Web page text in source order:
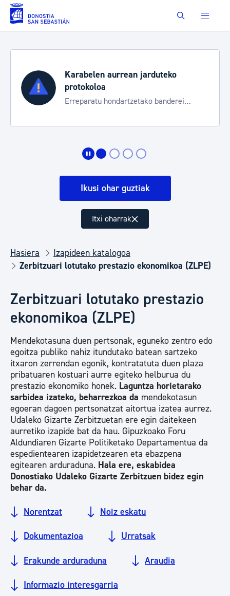
Eduki nagusira joan Buscar
Karabelen aurrean jarduteko
protokoloa
Erreparatu hondartzetako banderei
Ikusi ohar guztiak
Itxi oharrak
Hasiera
Izapideen katalogoa
Zerbitzuari lotutako prestazio ekonomikoa (ZLPE)
Zerbitzuari lotutako prestazio
ekonomikoa (ZLPE)
Mendekotasuna duen pertsonak, eguneko zentro edo
egoitza publiko nahiz itundutako batean sartzeko
itxaron zerrendan egonik, kontratatuta duen plaza
pribatuaren kostuari aurre egiteko helburua du
prestazio ekonomiko honek. Laguntza horietarako
sarbidea izateko, beharrezkoa da mendekotasun
egoeran dagoen pertsonatzat aitortua izatea aurrez.
Udaleko Gizarte Zerbitzuetan ere egin daitekeen
aurretiko izapide bat da hau. Gipuzkoako Foru
Aldundiaren Gizarte Politiketako Departamentua da
espedientearen izapidetzearen eta ebazpena
egitearen arduraduna. Hala ere, eskabidea
Donostiako Udaleko Gizarte Zerbitzuen bidez egin
behar da.
Norentzat Noiz eskatu
Dokumentazioa Urratsak
Erakunde arduraduna Araudia
Informazio interesgarria